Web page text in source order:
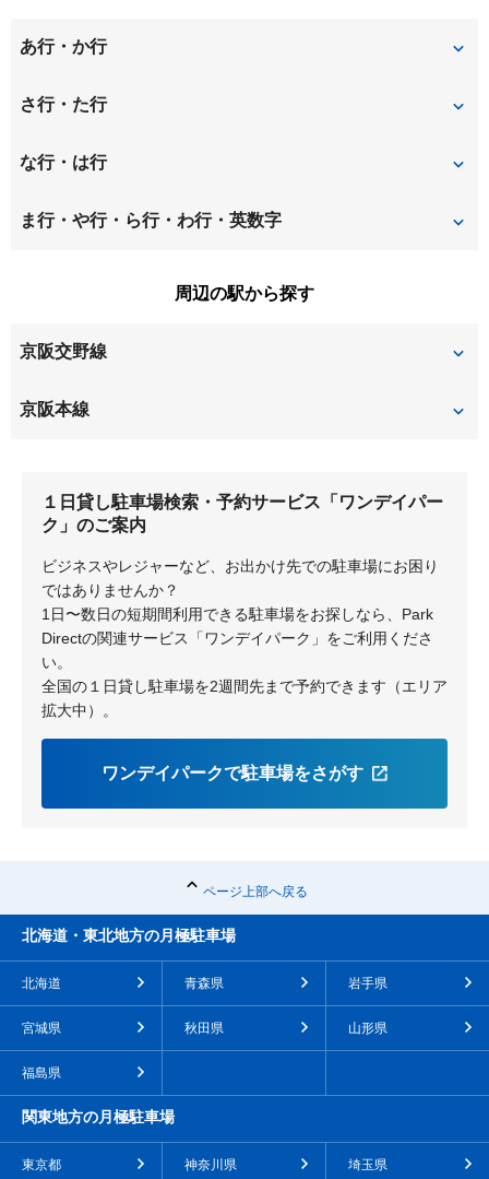
あ行・か行
伊加賀寿町
伊加賀西町
大垣内町
大冠町
甲斐田町
香里園桜木町 香里園山之手町
さ行・た行
桜丘町
新之栄町 翠香園町
堤町
堂山
な行・は行
中宮西之町 中宮東之町
茄子作北町
東中振
枚方元町 深沢町
深沢本町 星丘
ま行・や行・ら行・わ行・英数字
周辺の駅から探す
京阪交野線
宮之阪
京阪本線
枚方公園 枚方市
１日貸し駐車場検索・予約サービス「ワンデイパー
ク」のご案内
ビジネスやレジャーなど、お出かけ先での駐車場にお困り
ではありませんか？
1日〜数日の短期間利用できる駐車場をお探しなら、Park
Directの関連サービス「ワンデイパーク」をご利用くださ
い。
全国の１日貸し駐車場を2週間先まで予約できます（エリア
拡大中）。
ワンデイパークで駐車場をさがす
ページ上部へ戻る
北海道・東北地方の月極駐車場
北海道 青森県 岩手県
宮城県 秋田県 山形県
福島県
関東地方の月極駐車場
東京都 神奈川県 埼玉県